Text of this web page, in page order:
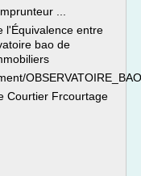
...
l'Équivalence entre
bao de
Courtier Frcourtage